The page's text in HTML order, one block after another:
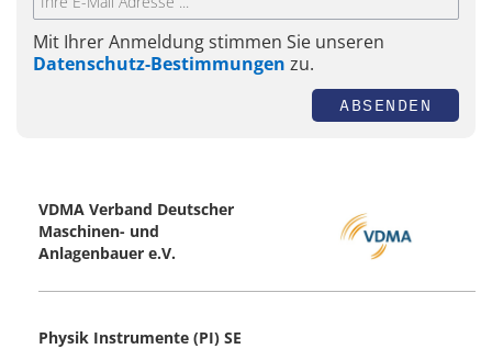
Mit Ihrer Anmeldung stimmen Sie unseren
Datenschutz-Bestimmungen zu.
ABSENDEN
VDMA Verband Deutscher
Maschinen- und
Anlagenbauer e.V.
Physik Instrumente (PI) SE